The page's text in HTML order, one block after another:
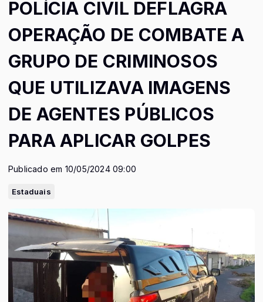
POLÍCIA CIVIL DEFLAGRA
OPERAÇÃO DE COMBATE A
GRUPO DE CRIMINOSOS
QUE UTILIZAVA IMAGENS
DE AGENTES PÚBLICOS
PARA APLICAR GOLPES
Publicado em 10/05/2024 09:00
Estaduais